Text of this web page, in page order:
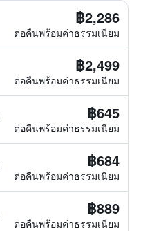
฿2,286
ต่อคืนพร้อมค่าธรรมเนียม
฿2,499
ต่อคืนพร้อมค่าธรรมเนียม
฿645
ต่อคืนพร้อมค่าธรรมเนียม
฿684
ต่อคืนพร้อมค่าธรรมเนียม
฿889
ต่อคืนพร้อมค่าธรรมเนียม